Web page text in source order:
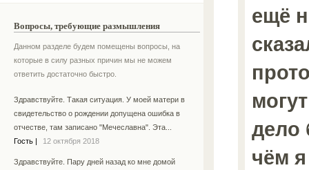
Вопросы, требующие размышления
Данном разделе будем помещены вопросы, на
которые в силу разных причин мы не можем
ответить достаточно быстро.
Здравствуйте. Такая ситуация. У моей матери в
свидетельство о рождении допущена ошибка в
отчестве, там записано "Мечеславна". Эта...
Гость
12 октября 2018
Здравствуйте. Пару дней назад ко мне домой
ещё
дело
чём я